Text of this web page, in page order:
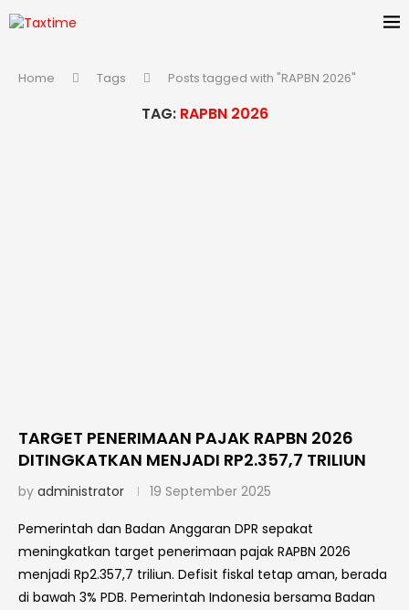
Home Tags Posts tagged with "RAPBN 2026"
TAG: RAPBN 2026
TARGET PENERIMAAN PAJAK RAPBN 2026
DITINGKATKAN MENJADI RP2.357,7 TRILIUN
by administrator 19 September 2025
Pemerintah dan Badan Anggaran DPR sepakat
meningkatkan target penerimaan pajak RAPBN 2026
menjadi Rp2.357,7 triliun. Defisit fiskal tetap aman, berada
di bawah 3% PDB. Pemerintah Indonesia bersama Badan